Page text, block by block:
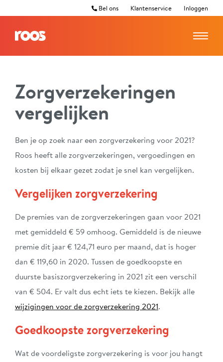
Bel ons Klantenservice Inloggen
Zorgverzekeringen
vergelijken
Ben je op zoek naar een zorgverzekering voor 2021?
Roos heeft alle zorgverzekeringen, vergoedingen en
kosten bij elkaar gezet zodat je snel kan vergelijken.
Vergelijken zorgverzekering
De premies van de zorgverzekeringen gaan voor 2021
met gemiddeld € 59 omhoog. Gemiddeld is de nieuwe
premie dit jaar € 124,71 euro per maand, dat is hoger
dan € 119,60 in 2020. Tussen de goedkoopste en
duurste basiszorgverzekering in 2021 zit een verschil
van € 504. Er valt dus echt iets te kiezen. Bekijk alle
wijzigingen voor de zorgverzekering 2021.
Goedkoopste zorgverzekering
Wat de voordeligste zorgverzekering is voor jou hangt